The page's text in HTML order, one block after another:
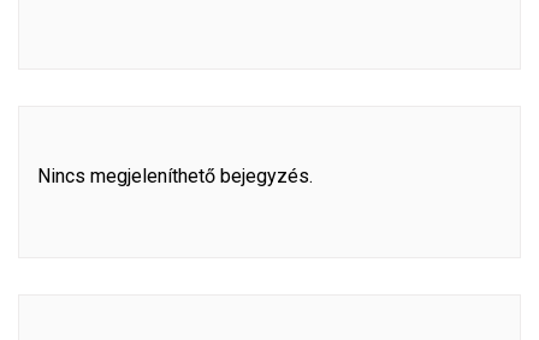
Nincs megjeleníthető bejegyzés.